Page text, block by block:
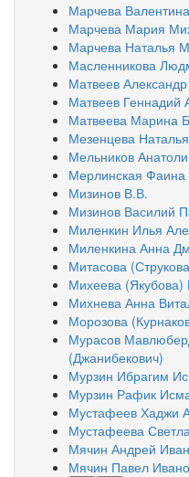
Марчева
Марчева Мария
Марчева Наталья
Масленникова
Матвеев
Матвеев Геннадий
Матвеева Марина
Мезенцева Наталья
Мельников
Мерлинская Фаина
Мизинов В.В.
Мизинов Василий
Миленкин Илья
Миленкина Анна
Митасова
Михеева (Якубова)
Михнева Анна
Морозова
Мурасов
(Джанибекович)
Мурзин Ибрагим
Мурзин Рафик
Мустафеев Хаджи
Мустафеева
Мячин Андрей
Мячин Павел